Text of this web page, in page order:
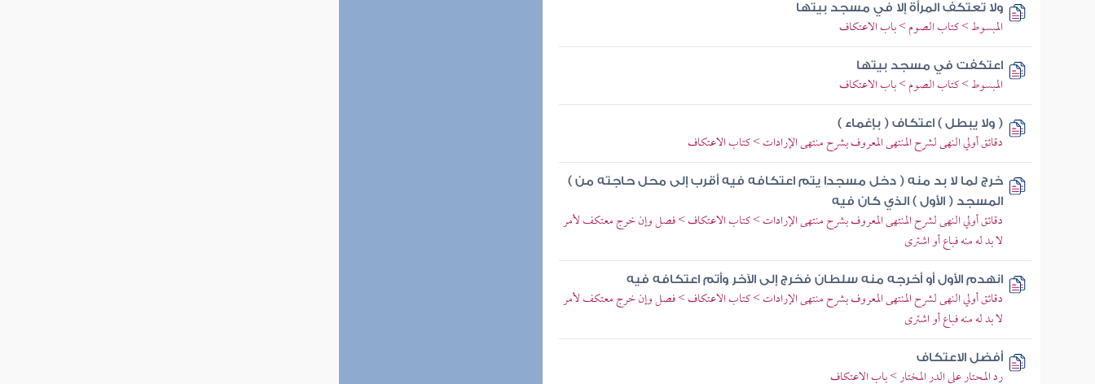
ولا تعتكف المرأة إلا في مسجد بيتها
المبسوط > كتاب الصوم > باب الاعتكاف
اعتكفت في مسجد بيتها
المبسوط > كتاب الصوم > باب الاعتكاف
( ولا يبطل ) اعتكاف ( بإغماء )
دقائق أولي النهى لشرح المنتهى المعروف بشرح منتهى الإرادات > كتاب الاعتكاف
خرج لما لا بد منه ( دخل مسجدا يتم اعتكافه فيه أقرب إلى محل حاجته من )
المسجد ( الأول ) الذي كان فيه
دقائق أولي النهى لشرح المنتهى المعروف بشرح منتهى الإرادات > كتاب الاعتكاف > فصل وإن خرج معتكف لأمر
لا بد له منه فباع أو اشترى
انهدم الأول أو أخرجه منه سلطان فخرج إلى الآخر وأتم اعتكافه فيه
دقائق أولي النهى لشرح المنتهى المعروف بشرح منتهى الإرادات > كتاب الاعتكاف > فصل وإن خرج معتكف لأمر
لا بد له منه فباع أو اشترى
أفضل الاعتكاف
رد المحتار على الدر المختار > باب الاعتكاف